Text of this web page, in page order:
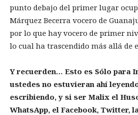
punto debajo del primer lugar
Márquez Becerra vocero de
por lo que hay vocero de primer
lo cual ha trascendido más allá de
Y recuerden… Esto es Sólo para
ustedes no estuvieran ahí
escribiendo, y si ser Malix el
WhatsApp, el Facebook, Twitter,